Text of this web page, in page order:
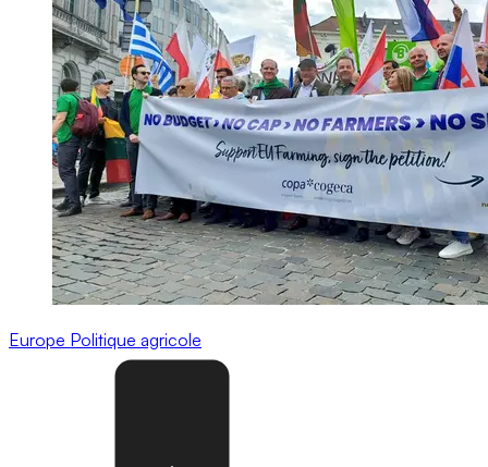
Europe Politique agricole